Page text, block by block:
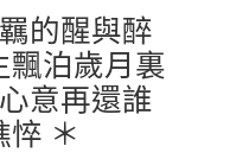
的醒與醉
飄泊歲月裏
意再還誰
＊